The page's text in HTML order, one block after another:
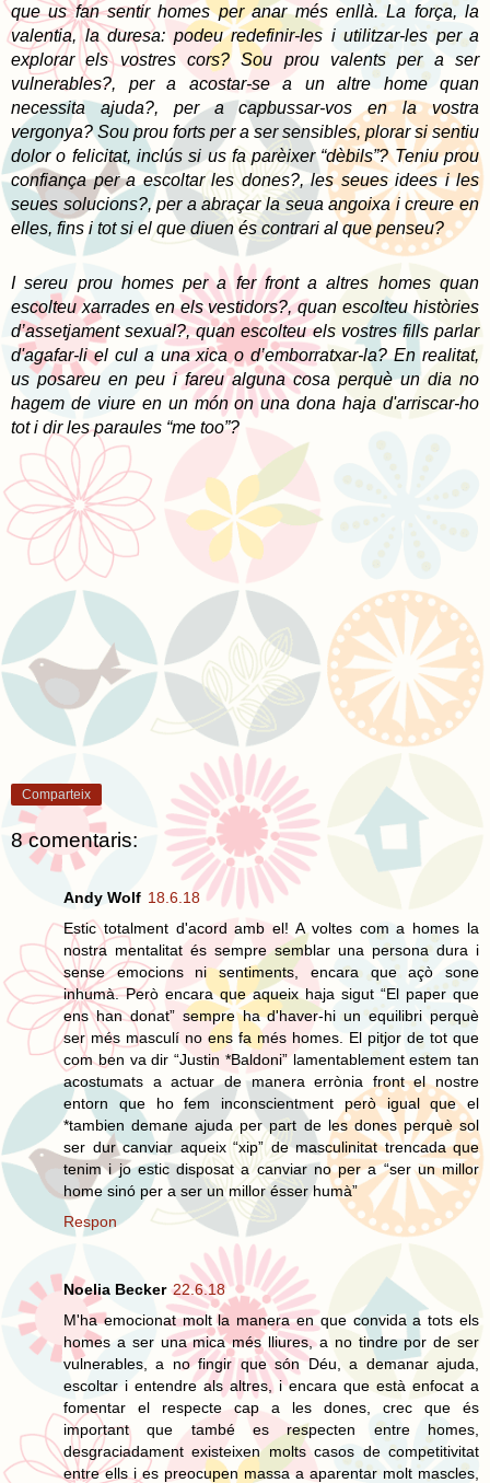
que us fan sentir homes per anar més enllà. La força, la
valentia, la duresa: podeu redefinir-les i utilitzar-les per a
explorar els vostres cors? Sou prou valents per a ser
vulnerables?, per a acostar-se a un altre home quan
necessita ajuda?, per a capbussar-vos en la vostra
vergonya? Sou prou forts per a ser sensibles, plorar si sentiu
dolor o felicitat, inclús si us fa parèixer “dèbils”? Teniu prou
confiança per a escoltar les dones?, les seues idees i les
seues solucions?, per a abraçar la seua angoixa i creure en
elles, fins i tot si el que diuen és contrari al que penseu?
I sereu prou homes per a fer front a altres homes quan
escolteu xarrades en els vestidors?, quan escolteu històries
d’assetjament sexual?, quan escolteu els vostres fills parlar
d'agafar-li el cul a una xica o d’emborratxar-la? En realitat,
us posareu en peu i fareu alguna cosa perquè un dia no
hagem de viure en un món on una dona haja d'arriscar-ho
tot i dir les paraules “me too”?
Comparteix
8 comentaris:
Andy Wolf 18.6.18
Estic totalment d'acord amb el! A voltes com a homes la
nostra mentalitat és sempre semblar una persona dura i
sense emocions ni sentiments, encara que açò sone
inhumà. Però encara que aqueix haja sigut “El paper que
ens han donat” sempre ha d'haver-hi un equilibri perquè
ser més masculí no ens fa més homes. El pitjor de tot que
com ben va dir “Justin *Baldoni” lamentablement estem tan
acostumats a actuar de manera errònia front el nostre
entorn que ho fem inconscientment però igual que el
*tambien demane ajuda per part de les dones perquè sol
ser dur canviar aqueix “xip” de masculinitat trencada que
tenim i jo estic disposat a canviar no per a “ser un millor
home sinó per a ser un millor ésser humà”
Respon
Noelia Becker 22.6.18
M'ha emocionat molt la manera en que convida a tots els
homes a ser una mica més lliures, a no tindre por de ser
vulnerables, a no fingir que són Déu, a demanar ajuda,
escoltar i entendre als altres, i encara que està enfocat a
fomentar el respecte cap a les dones, crec que és
important que també es respecten entre homes,
desgraciadament existeixen molts casos de competitivitat
entre ells i es preocupen massa a aparentar molt mascles,